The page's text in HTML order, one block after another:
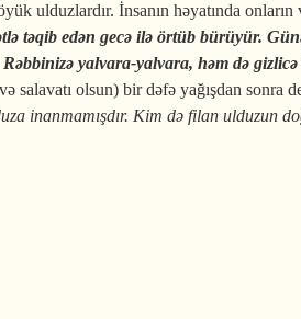
ulduzlardır. İnsanın həyatında
təqib edən gecə ilə örtüb bürüyür.
Rəbbinizə yalvara-yalvara, həm də
salavatı olsun) bir dəfə yağışdan sonra
inanmamışdır. Kim də filan ulduzun